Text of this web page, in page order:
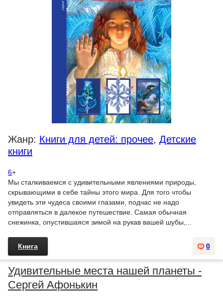
Жанр: Книги для детей: прочее, Детские
книги
6+
Мы сталкиваемся с удивительными явлениями природы,
скрывающими в себе тайны этого мира. Для того чтобы
увидеть эти чудеса своими глазами, подчас не надо
отправляться в далекое путешествие. Самая обычная
снежинка, опустившаяся зимой на рукав вашей шубы,...
0
Книга
Удивительные места нашей планеты -
Сергей Афонькин